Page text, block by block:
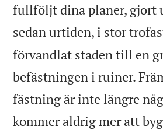
fullföljt dina planer, gjort
sedan urtiden, i stor
förvandlat staden till en
befästningen i ruiner.
fästning är inte längre
kommer aldrig mer att